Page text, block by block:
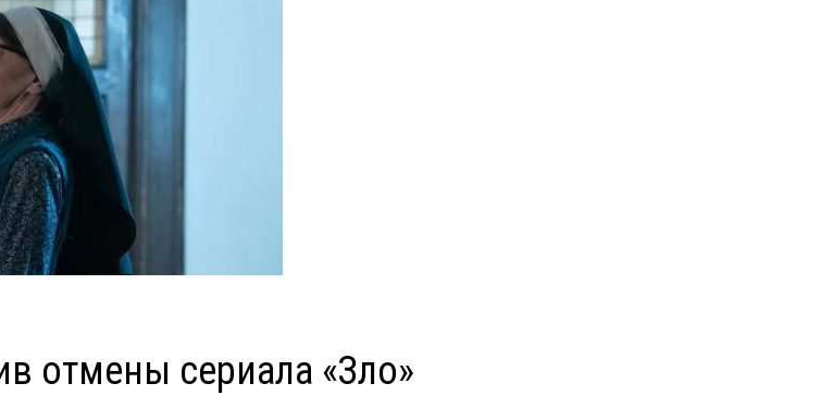
отмены сериала «Зло»